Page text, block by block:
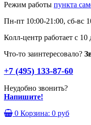
Режим работы пункта
Пн-пт 10:00-21:00, сб-вс
Колл-центр работает с 10
Что-то заинтересовало?
+7 (495) 133-87-60
Неудобно звонить?
Напишите!
0 Корзина: 0 руб